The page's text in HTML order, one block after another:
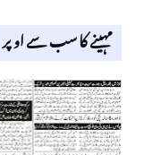
مہینے کا سب سے اوپر